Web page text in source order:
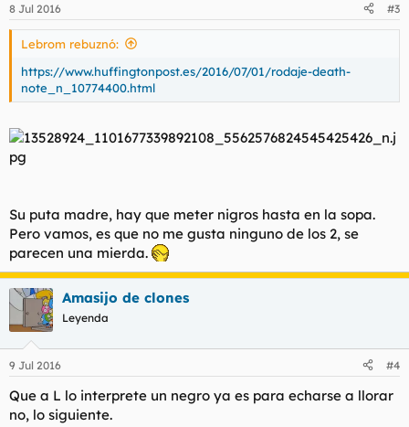
8 Jul 2016 #3
Lebrom rebuznó:
https://www.huffingtonpost.es/2016/07/01/rodaje-death-
note_n_10774400.html
Su puta madre, hay que meter nigros hasta en la sopa.
Pero vamos, es que no me gusta ninguno de los 2, se
parecen una mierda.
Amasijo de clones
Leyenda
9 Jul 2016 #4
Que a L lo interprete un negro ya es para echarse a llorar
no, lo siguiente.